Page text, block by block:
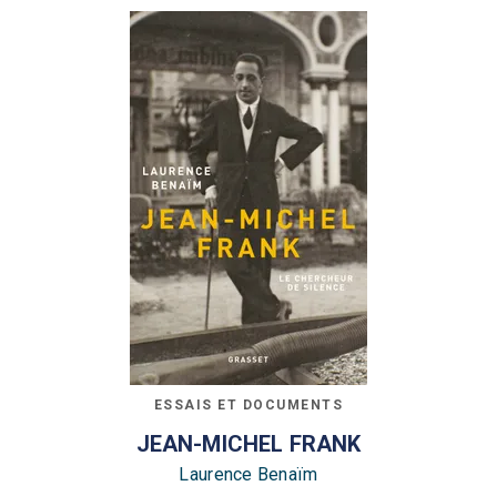
ESSAIS ET DOCUMENTS
JEAN-MICHEL FRANK
Laurence Benaïm